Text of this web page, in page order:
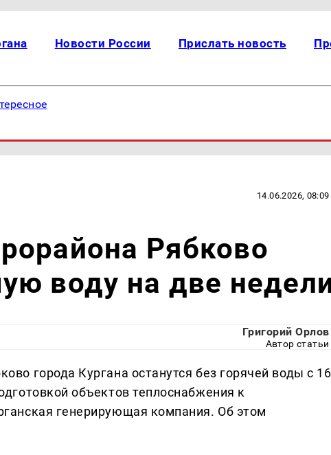
Новости России Прислать новость
14.06.2026, 08:09
Рябково
воду на две
Григорий Орлов
Автор статьи
города Кургана останутся без горячей воды с 16
объектов теплоснабжения к
генерирующая компания. Об этом